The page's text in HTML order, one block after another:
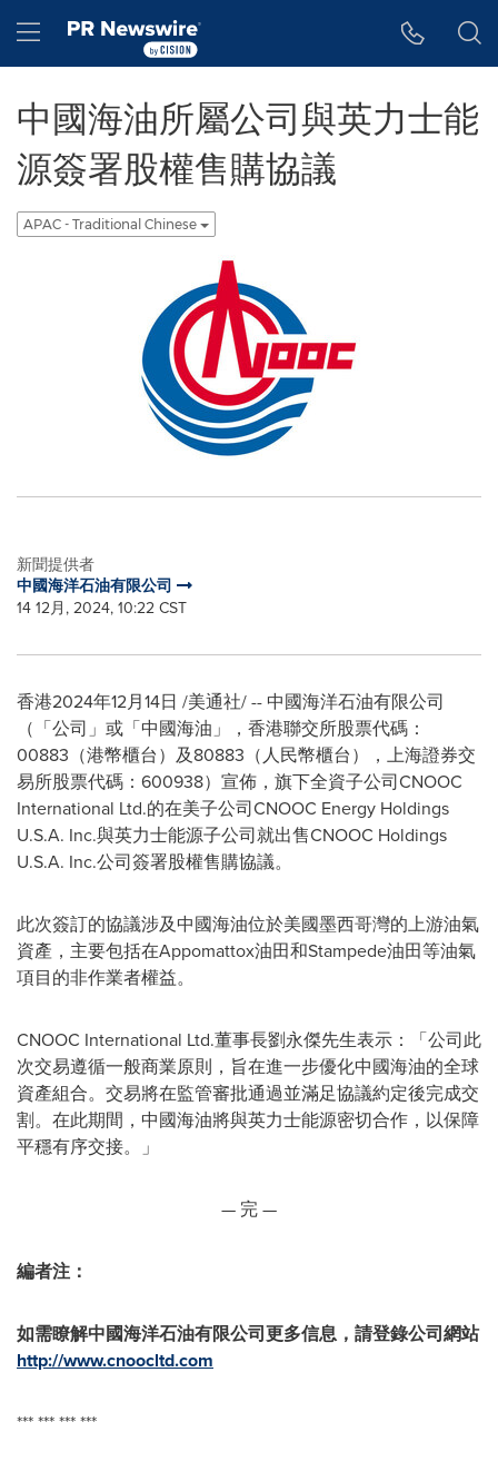
Hamburger menu
中國海油所屬公司與英力士能
源簽署股權售購協議
APAC - Traditional Chinese
新聞提供者
中國海洋石油有限公司
14 12月, 2024, 10:22 CST
香港2024年12月14日 /美通社/ -- 中國海洋石油有限公司
（「公司」或「中國海油」，香港聯交所股票代碼：
00883（港幣櫃台）及80883（人民幣櫃台），上海證券交
易所股票代碼：600938）宣佈，旗下全資子公司CNOOC
International Ltd.的在美子公司CNOOC Energy Holdings
U.S.A. Inc.與英力士能源子公司就出售CNOOC Holdings
U.S.A. Inc.公司簽署股權售購協議。
此次簽訂的協議涉及中國海油位於美國墨西哥灣的上游油氣
資產，主要包括在Appomattox油田和Stampede油田等油氣
項目的非作業者權益。
CNOOC International Ltd.董事長劉永傑先生表示：「公司此
次交易遵循一般商業原則，旨在進一步優化中國海油的全球
資產組合。交易將在監管審批通過並滿足協議約定後完成交
割。在此期間，中國海油將與英力士能源密切合作，以保障
平穩有序交接。」
— 完 —
編者注：
如需瞭解中國海洋石油有限公司更多信息，請登錄公司網站
http://www.cnoocltd.com
*** *** *** ***